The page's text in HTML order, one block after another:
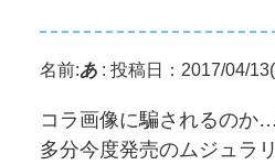
名前:あ : 投稿日：2017/04/
コラ画像に騙されるのか
多分今度発売のムジュラ